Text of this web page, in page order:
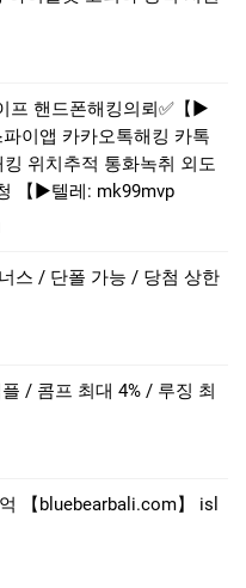
프 핸드폰해킹의뢰✅【▶
이앱 카카오톡해킹 카톡
위치추적 통화녹취 외도
【▶텔레: mk99mvp
스 / 단폴 가능 / 당첨 상한
/ 콤프 최대 4% / 루징 최
【bluebearbali.com】 is­l